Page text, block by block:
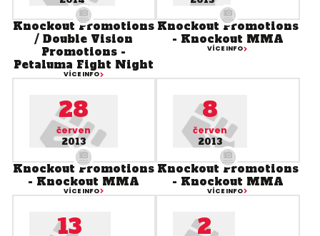
Knockout Promotions
/ Double Vision
Promotions -
Petaluma Fight Night
VÍCE INFO
Knockout Promotions
- Knockout MMA
VÍCE INFO
28
červen
2013
Knockout Promotions
- Knockout MMA
VÍCE INFO
8
červen
2013
Knockout Promotions
- Knockout MMA
VÍCE INFO
13 2